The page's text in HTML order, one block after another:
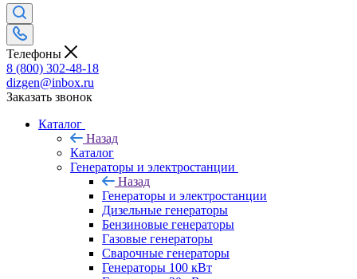
Телефоны
8 (800) 302-48-18
dizgen@inbox.ru
Заказать звонок
Каталог
Назад
Каталог
Генераторы и электростанции
Назад
Генераторы и электростанции
Дизельные генераторы
Бензиновые генераторы
Газовые генераторы
Сварочные генераторы
Генераторы 100 кВт